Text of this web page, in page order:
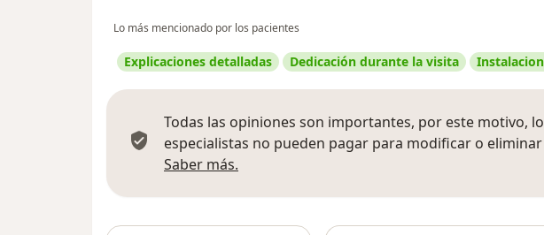
Lo más mencionado por los pacientes
Explicaciones detalladas Dedicación durante la visita
Todas las opiniones son importantes, por este motivo,
especialistas no pueden pagar para modificar o
Saber más.